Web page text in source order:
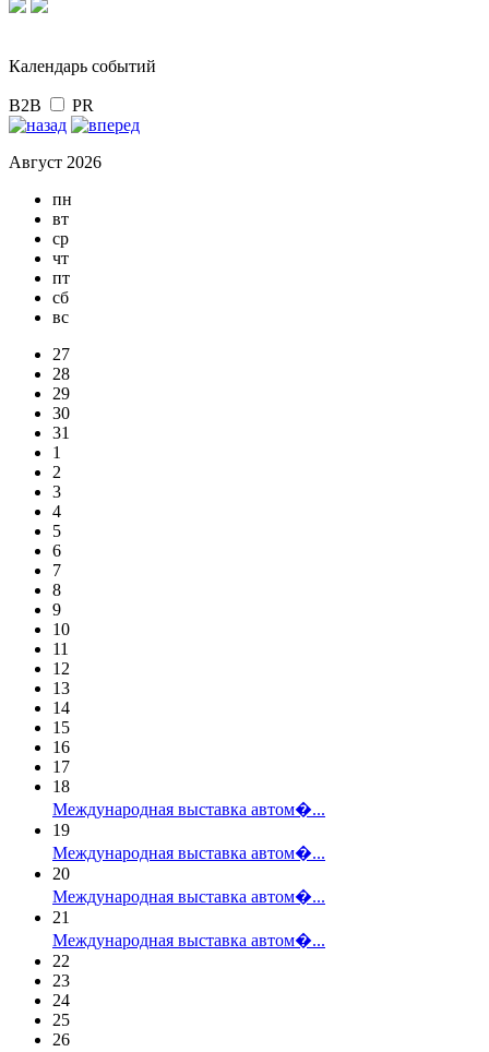
Календарь событий
B2B PR
Август 2026
пн
вт
ср
чт
пт
сб
вс
27
28
29
30
31
1
2
3
4
5
6
7
8
9
10
11
12
13
14
15
16
17
18
Международная выставка автом�...
19
Международная выставка автом�...
20
Международная выставка автом�...
21
Международная выставка автом�...
22
23
24
25
26